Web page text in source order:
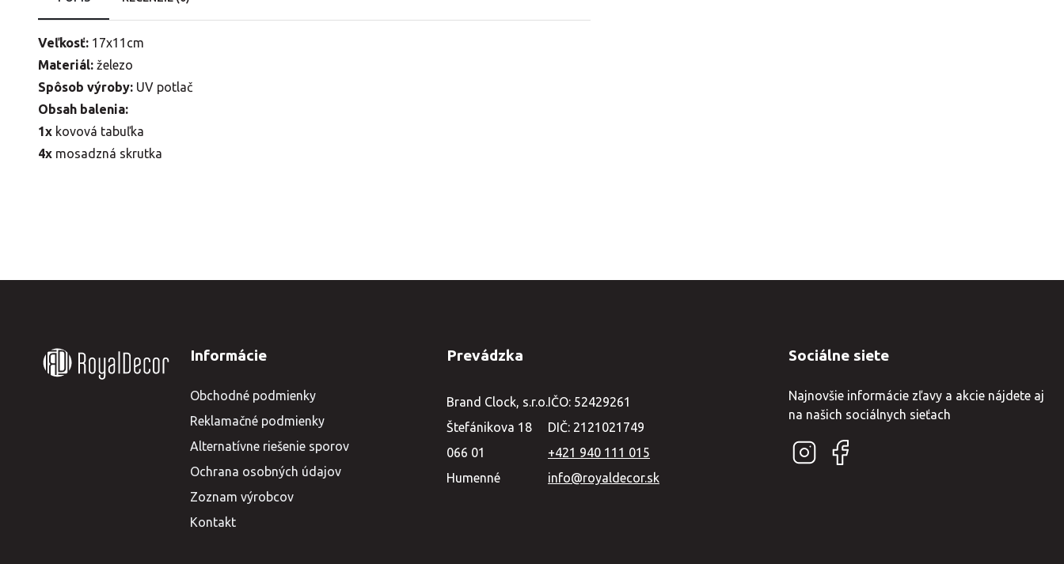
Veľkosť: 17x11cm
Materiál: železo
Spôsob výroby: UV potlač
Obsah balenia:
1x kovová tabuľka
4x mosadzná skrutka
Informácie
Obchodné podmienky
Reklamačné podmienky
Alternatívne riešenie sporov
Ochrana osobných údajov
Zoznam výrobcov
Kontakt
Prevádzka
Brand Clock, s.r.o.
Štefánikova 18
066 01
Humenné
IČO: 52429261
DIČ: 2121021749
+421 940 111 015
info@royaldecor.sk
Sociálne siete
Najnovšie informácie zľavy a akcie nájdete aj
na našich sociálnych sieťach